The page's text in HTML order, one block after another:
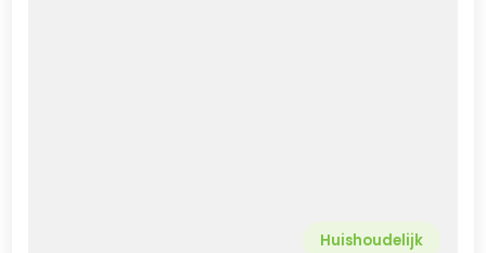
Huishoudelijk